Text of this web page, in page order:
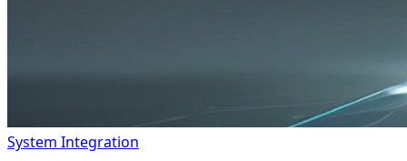
System Integration